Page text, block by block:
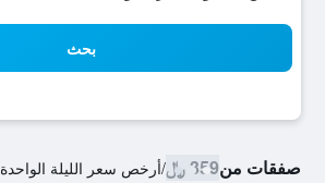
بحث
صفقات من359 ﷼ /أرخص سعر الليلة الواحدة